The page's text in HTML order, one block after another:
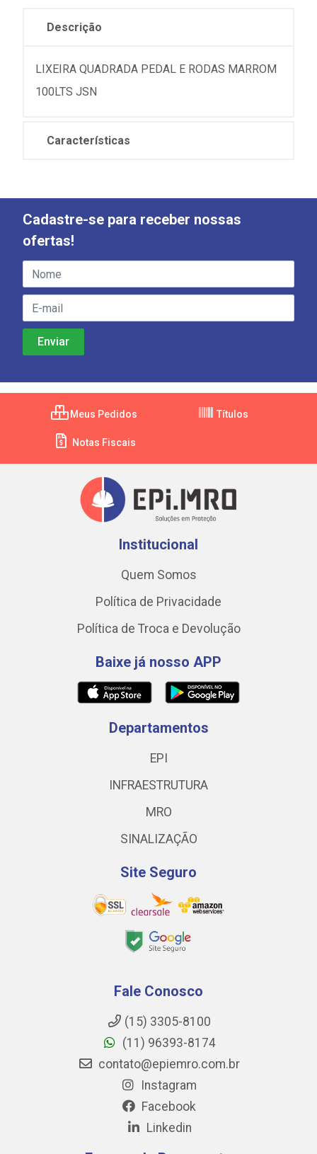
Descrição
LIXEIRA QUADRADA PEDAL E RODAS MARROM
100LTS JSN
Características
Cadastre-se para receber nossas
ofertas!
Meus Pedidos Títulos
Notas Fiscais
Institucional
Quem Somos
Política de Privacidade
Política de Troca e Devolução
Baixe já nosso APP
Departamentos
EPI
INFRAESTRUTURA
MRO
SINALIZAÇÃO
Site Seguro
Fale Conosco
(15) 3305-8100
(11) 96393-8174
contato@epiemro.com.br
Instagram
Facebook
Linkedin